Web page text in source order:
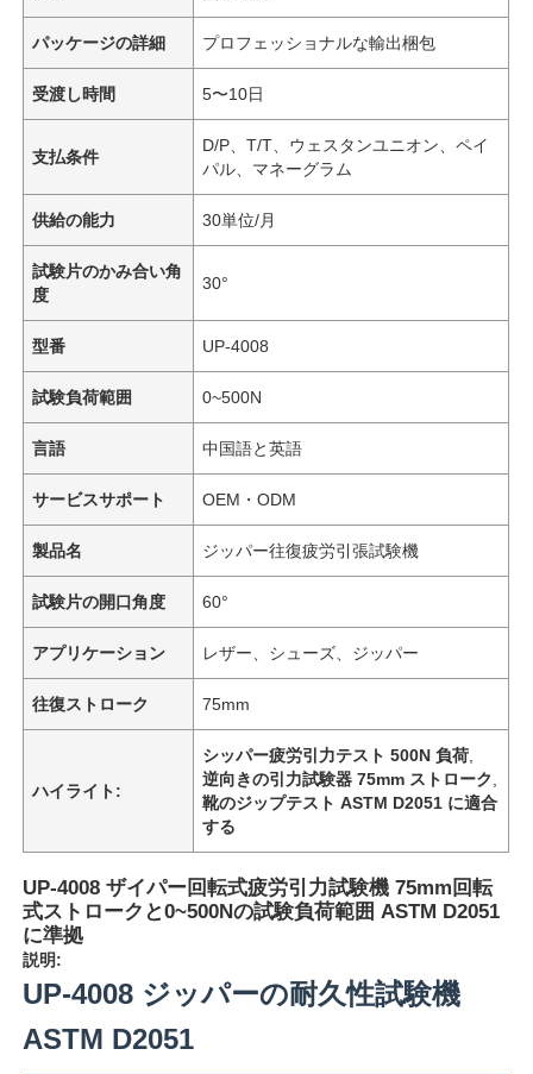
パッケージの詳細 プロフェッショナルな輸出梱包
受渡し時間 5〜10日
支払条件
D/P、T/T、ウェスタンユニオン、ペイ
パル、マネーグラム
供給の能力 30単位/月
試験片のかみ合い角
度
30°
型番 UP-4008
試験負荷範囲 0~500N
言語 中国語と英語
サービスサポート OEM・ODM
製品名 ジッパー往復疲労引張試験機
試験片の開口角度 60°
アプリケーション レザー、シューズ、ジッパー
往復ストローク 75mm
ハイライト:
シッパー疲労引力テスト 500N 負荷
逆向きの引力試験器 75mm ストローク
靴のジップテスト ASTM D2051 に適合
する
UP-4008 ザイパー回転式疲労引力試験機 75mm回転
式ストロークと0~500Nの試験負荷範囲 ASTM D2051
に準拠
説明:
UP-4008 ジッパーの耐久性試験機
ASTM D2051